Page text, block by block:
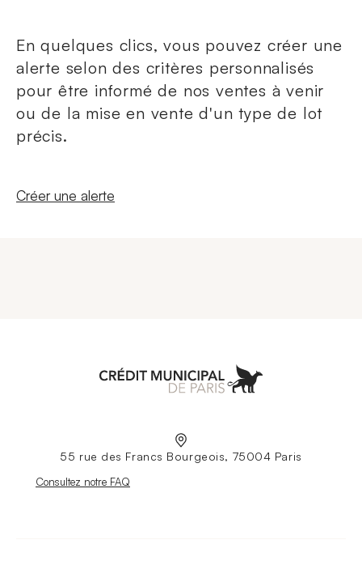
En quelques clics, vous pouvez créer une
alerte selon des critères personnalisés
pour être informé de nos ventes à venir
ou de la mise en vente d'un type de lot
précis.
Nouvelle fenêtre
Créer une alerte
55 rue des Francs Bourgeois, 75004 Paris
Nouvelle fenêtre
Consultez notre FAQ